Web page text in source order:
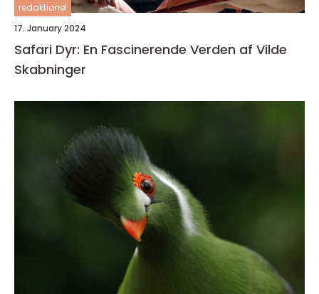
redaktionel
17. January 2024
Safari Dyr: En Fascinerende Verden af Vilde
Skabninger